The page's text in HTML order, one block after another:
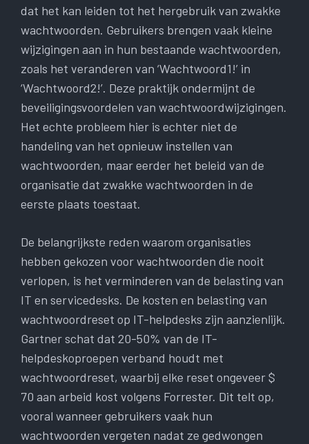
dat het kan leiden tot het hergebruik van zwakke
wachtwoorden. Gebruikers brengen vaak kleine
wijzigingen aan in hun bestaande wachtwoorden,
zoals het veranderen van ‘Wachtwoord1!’ in
‘Wachtwoord2!’. Deze praktijk ondermijnt de
beveiligingsvoordelen van wachtwoordwijzigingen.
Het echte probleem hier is echter niet de
handeling van het opnieuw instellen van
wachtwoorden, maar eerder het beleid van de
organisatie dat zwakke wachtwoorden in de
eerste plaats toestaat.
De belangrijkste reden waarom organisaties
hebben gekozen voor wachtwoorden die nooit
verlopen, is het verminderen van de belasting van
IT en servicedesks. De kosten en belasting van
wachtwoordreset op IT-helpdesks zijn aanzienlijk.
Gartner schat dat 20-50% van de IT-
helpdeskoproepen verband houdt met
wachtwoordreset, waarbij elke reset ongeveer $
70 aan arbeid kost volgens Forrester. Dit telt op,
vooral wanneer gebruikers vaak hun
wachtwoorden vergeten nadat ze gedwongen